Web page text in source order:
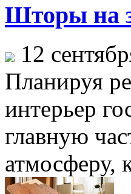
Шторы на
12
Планируя
интерьер
главную
атмосферу,